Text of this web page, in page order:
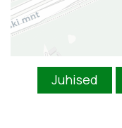
Juhised